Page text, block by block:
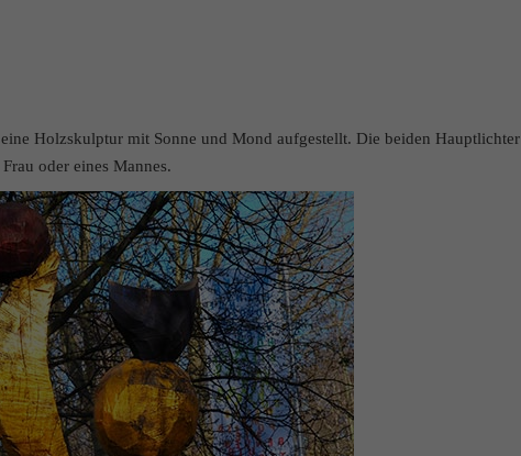
Holzskulptur mit Sonne und Mond aufgestellt. Die beiden Hauptlichter
oder eines Mannes.